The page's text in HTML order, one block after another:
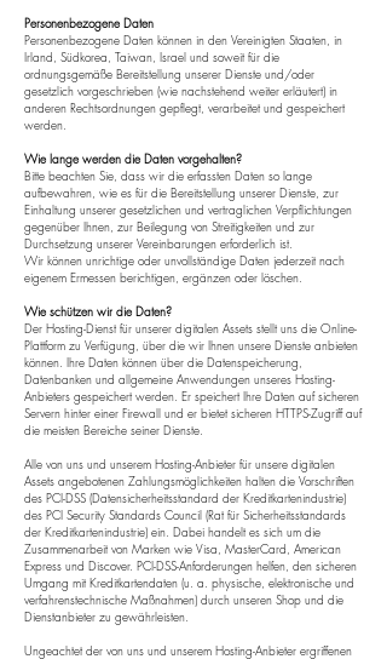
Personenbezogene Daten
Personenbezogene Daten können in den Vereinigten Staaten, in
Irland, Südkorea, Taiwan, Israel und soweit für die
ordnungsgemäße Bereitstellung unserer Dienste und/oder
gesetzlich vorgeschrieben (wie nachstehend weiter erläutert) in
anderen Rechtsordnungen gepflegt, verarbeitet und gespeichert
werden.
Wie lange werden die Daten vorgehalten?
Bitte beachten Sie, dass wir die erfassten Daten so lange
aufbewahren, wie es für die Bereitstellung unserer Dienste, zur
Einhaltung unserer gesetzlichen und vertraglichen Verpflichtungen
gegenüber Ihnen, zur Beilegung von Streitigkeiten und zur
Durchsetzung unserer Vereinbarungen erforderlich ist.
Wir können unrichtige oder unvollständige Daten jederzeit nach
eigenem Ermessen berichtigen, ergänzen oder löschen.
Wie schützen wir die Daten?
Der Hosting-Dienst für unserer digitalen Assets stellt uns die Online-
Plattform zu Verfügung, über die wir Ihnen unsere Dienste anbieten
können. Ihre Daten können über die Datenspeicherung,
Datenbanken und allgemeine Anwendungen unseres Hosting-
Anbieters gespeichert werden. Er speichert Ihre Daten auf sicheren
Servern hinter einer Firewall und er bietet sicheren HTTPS-Zugriff auf
die meisten Bereiche seiner Dienste.
Alle von uns und unserem Hosting-Anbieter für unsere digitalen
Assets angebotenen Zahlungsmöglichkeiten halten die Vorschriften
des PCI-DSS (Datensicherheitsstandard der Kreditkartenindustrie)
des PCI Security Standards Council (Rat für Sicherheitsstandards
der Kreditkartenindustrie) ein. Dabei handelt es sich um die
Zusammenarbeit von Marken wie Visa, MasterCard, American
Express und Discover. PCI-DSS-Anforderungen helfen, den sicheren
Umgang mit Kreditkartendaten (u. a. physische, elektronische und
verfahrenstechnische Maßnahmen) durch unseren Shop und die
Dienstanbieter zu gewährleisten.
Ungeachtet der von uns und unserem Hosting-Anbieter ergriffenen